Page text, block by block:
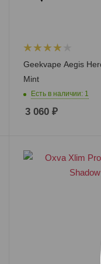
Geekvape Aegis
Mint
Есть в наличии: 1
3 060₽